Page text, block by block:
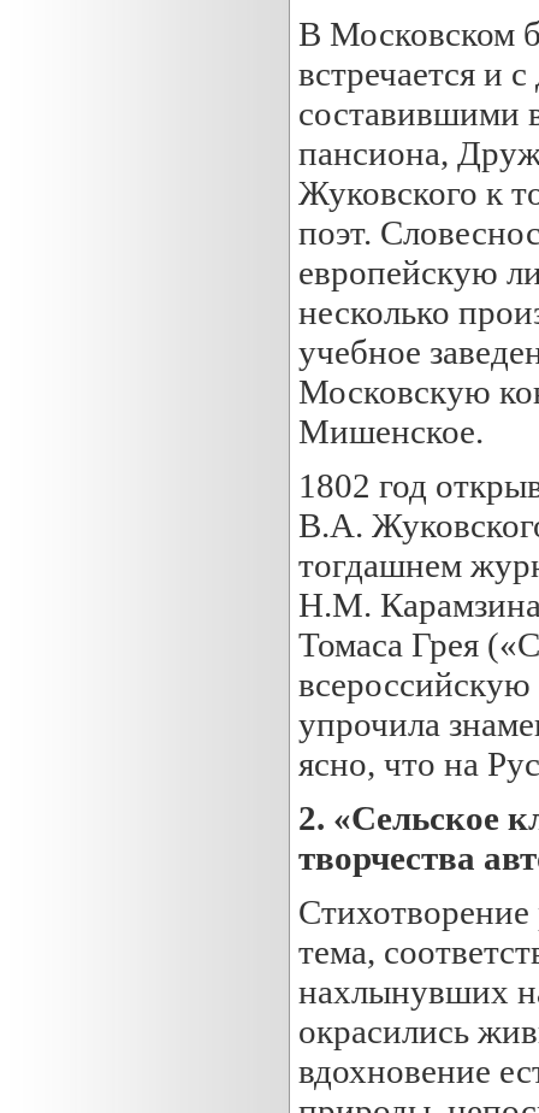
В Московском
встречается и
составившими
пансиона,
Жуковского к
поэт.
европейскую
несколько
учебное
Московскую
Мишенское.
1802 год
В.А.
тогдашнем
Н.М. Карамзина
Томаса Грея
всероссийскую
упрочила
ясно, что на
2. «Сельское
творчества
Стихотворение
тема,
нахлынувших
окрасились
вдохновение